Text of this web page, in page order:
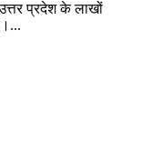
प्रदेश के लाखों